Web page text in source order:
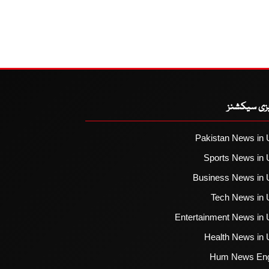
سیکشنز
Pakistan News in
Sports News in
Business News in
Tech News in
Entertainment News in
Health News in
Hum News